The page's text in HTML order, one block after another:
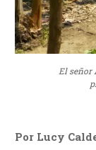
El señor
Por Lucy